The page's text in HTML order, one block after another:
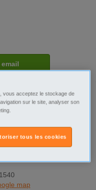
map
vous acceptez le stockage de
sur le site, analyser son
tous les cookies